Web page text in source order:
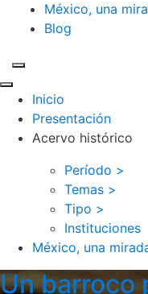
México, una
Blog
Inicio
Presentación
Acervo histórico
Período >
Temas >
Tipo >
Instituciones
México, una
Un barroco